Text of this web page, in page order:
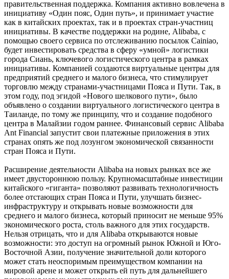
правительственная поддержка. Компания активно вовлечена в
инициативу «Один пояс, Один путь», и принимает участие
как в китайских проектах, так и в проектах стран-участниц
инициативы. В качестве поддержки на родине, Alibaba, с
помощью своего сервиса по отслеживанию посылок Cainiao,
будет инвестировать средства в сферу «умной» логистики
города Сиань, ключевого логистического центра в рамках
инициативы. Компанией создаются виртуальные центры для
предприятий среднего и малого бизнеса, что стимулирует
торговлю между странами-участницами Пояса и Пути. Так, в
этом году, под эгидой «Нового шелкового пути», было
объявлено о создании виртуального логистического центра в
Таиланде, по тому же принципу, что и создание подобного
центра в Малайзии годом раннее. Финансовый сервис Alibaba
Ant Financial запустит свои платежные приложения в этих
странах опять же под лозунгом экономической связанности
стран Пояса и Пути.
Расширение деятельности Alibaba на новых рынках все же
имеет двустороннюю пользу. Крупномасштабные инвестиции
китайского «гиганта» позволяют развивать технологичность
более отстающих стран Пояса и Пути, улучшать бизнес-
инфраструктуру и открывать новые возможности для
среднего и малого бизнеса, который приносит не меньше 95%
экономического роста, столь важного для этих государств.
Нельзя отрицать, что и для Alibaba открываются новые
возможности: это доступ на огромный рынок Южной и Юго-
Восточной Азии, получение значительной доли которого
может стать неоспоримым преимуществом компании на
мировой арене и может открыть ей путь для дальнейшего